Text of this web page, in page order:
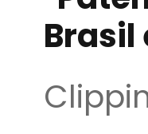
Brasil